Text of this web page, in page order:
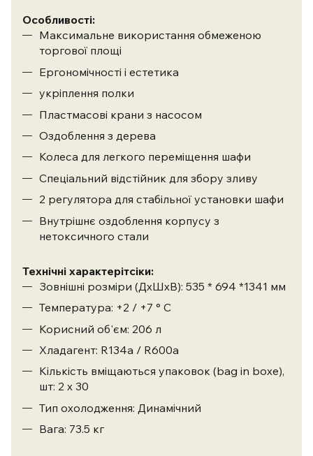
Особливості:
Максимальне використання обмеженою
торгової площі
Ергономічності і естетика
укріплення полки
Пластмасові крани з насосом
Оздоблення з дерева
Колеса для легкого переміщення шафи
Спеціальний відстійник для збору зливу
2 регулятора для стабільної установки шафи
Внутрішнє оздоблення корпусу з
нетоксичного стали
Технічні характерітсіки:
Зовнішні розміри (ДхШхВ): 535 * 694 *1341 мм
Температура: +2 / +7 ° С
Корисний об'єм: 206 л
Хладагент: R134a / R600a
Кількість вміщаються упаковок (bag in boxe),
шт: 2 х 30
Тип охолодження: Динамічний
Вага: 73.5 кг